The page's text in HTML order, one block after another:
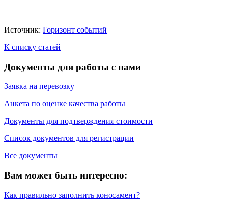
Источник: Горизонт событий
К списку статей
Документы для работы с нами
Заявка на перевозку
Анкета по оценке качества работы
Документы для подтверждения стоимости
Список документов для регистрации
Все документы
Вам может быть интересно:
Как правильно заполнить коносамент?